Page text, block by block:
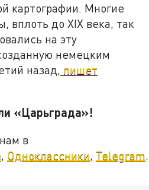
картографии. Многие
вплоть до XIX века, так
на эту
немецким
назад, пишет
«Царьграда»!
в
, Одноклассники, Telegram.